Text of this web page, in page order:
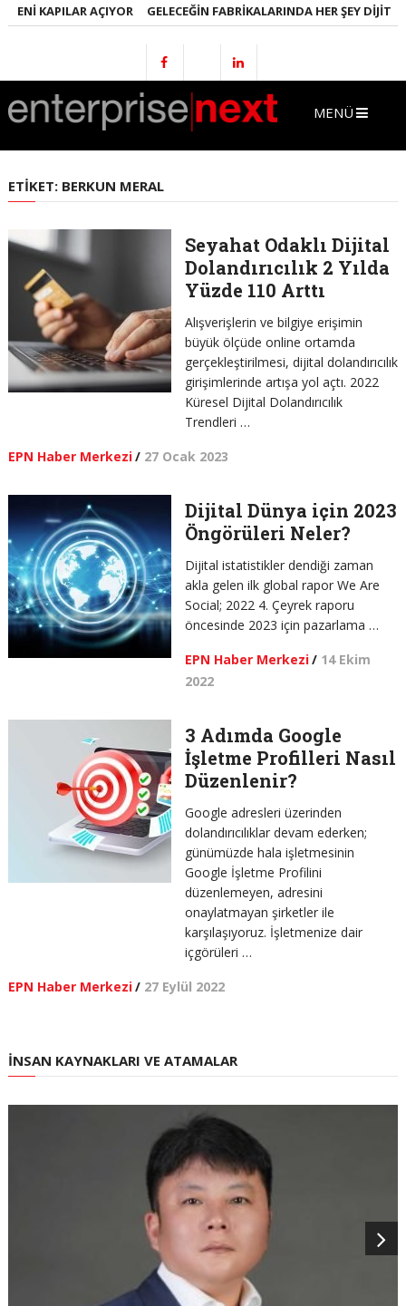
KAPILAR AÇIYOR GELECEĞIN FABRIKALARINDA HER ŞEY DIJITAL
MENÜ
ETIKET: BERKUN MERAL
Seyahat Odaklı Dijital
Dolandırıcılık 2 Yılda
Yüzde 110 Arttı
Alışverişlerin ve bilgiye erişimin
büyük ölçüde online ortamda
gerçekleştirilmesi, dijital dolandırıcılık
girişimlerinde artışa yol açtı. 2022
Küresel Dijital Dolandırıcılık
Trendleri …
EPN Haber Merkezi/ 27 Ocak 2023
Dijital Dünya için 2023
Öngörüleri Neler?
Dijital istatistikler dendiği zaman
akla gelen ilk global rapor We Are
Social; 2022 4. Çeyrek raporu
öncesinde 2023 için pazarlama …
EPN Haber Merkezi/ 14 Ekim
2022
3 Adımda Google
İşletme Profilleri Nasıl
Düzenlenir?
Google adresleri üzerinden
dolandırıcılıklar devam ederken;
günümüzde hala işletmesinin
Google İşletme Profilini
düzenlemeyen, adresini
onaylatmayan şirketler ile
karşılaşıyoruz. İşletmenize dair
içgörüleri …
EPN Haber Merkezi/ 27 Eylül 2022
İNSAN KAYNAKLARI VE ATAMALAR